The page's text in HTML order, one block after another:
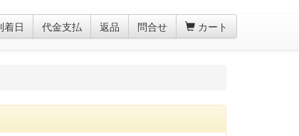
着日 代金支払 返品 問合せ カート